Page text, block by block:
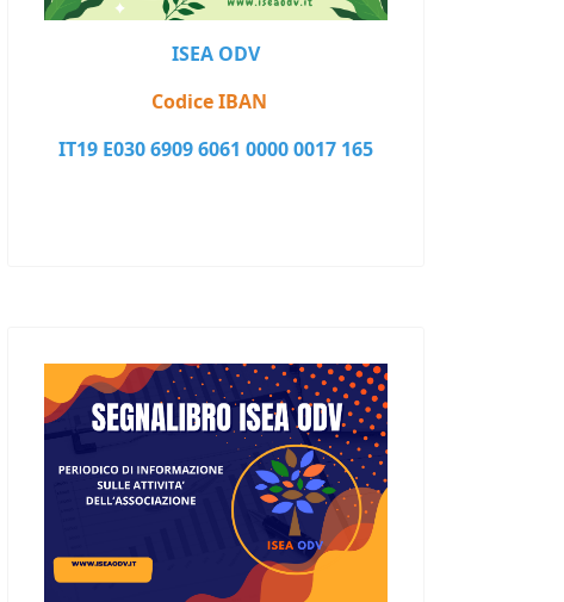
ISEA ODV
Codice IBAN
IT19 E030 6909 6061 0000 0017 165